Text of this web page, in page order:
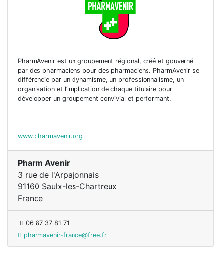
PharmAvenir est un groupement régional, créé et gouverné
par des pharmaciens pour des pharmaciens. PharmAvenir se
différencie par un dynamisme, un professionnalisme, un
organisation et l’implication de chaque titulaire pour
développer un groupement convivial et performant.
www.pharmavenir.org
Pharm Avenir
3 rue de l'Arpajonnais
91160 Saulx-les-Chartreux
France
06 87 37 81 71
pharmavenir-france@free.fr